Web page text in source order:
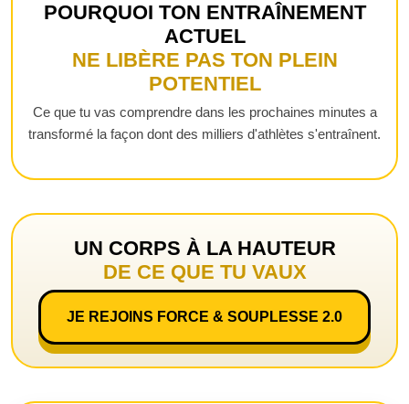
POURQUOI TON ENTRAÎNEMENT
ACTUEL
NE LIBÈRE PAS TON PLEIN
POTENTIEL
Ce que tu vas comprendre dans les prochaines minutes a
transformé la façon dont des milliers d'athlètes s'entraînent.
UN CORPS À LA HAUTEUR
DE CE QUE TU VAUX
JE REJOINS FORCE & SOUPLESSE 2.0